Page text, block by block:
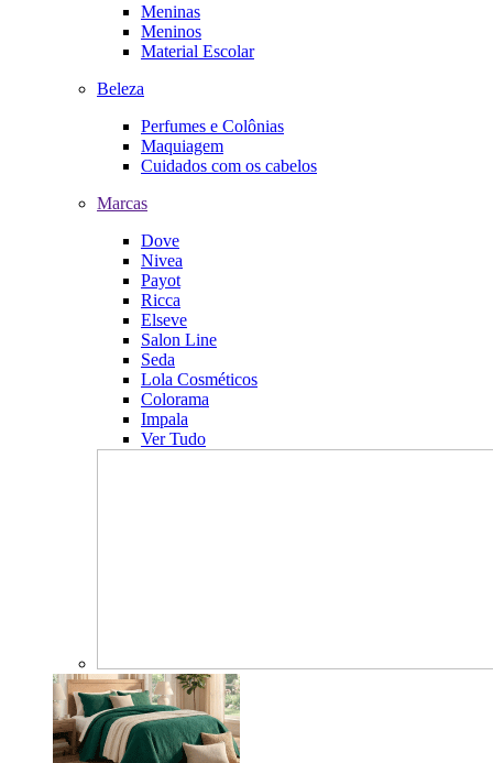
Meninas
Meninos
Material Escolar
Beleza
Perfumes e Colônias
Maquiagem
Cuidados com os cabelos
Marcas
Dove
Nivea
Payot
Ricca
Elseve
Salon Line
Seda
Lola Cosméticos
Colorama
Impala
Ver Tudo